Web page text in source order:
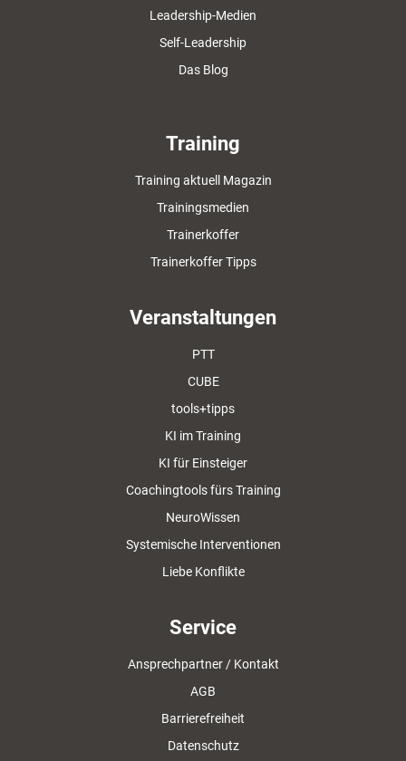
Leadership-Medien
Self-Leadership
Das Blog
Training
Training aktuell Magazin
Trainingsmedien
Trainerkoffer
Trainerkoffer Tipps
Veranstaltungen
PTT
CUBE
tools+tipps
KI im Training
KI für Einsteiger
Coachingtools fürs Training
NeuroWissen
Systemische Interventionen
Liebe Konflikte
Service
Ansprechpartner / Kontakt
AGB
Barrierefreiheit
Datenschutz